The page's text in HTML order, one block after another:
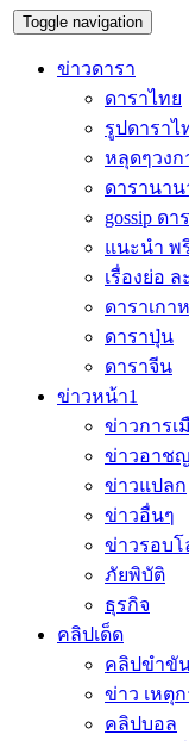
Toggle navigation
ข่าวดารา
ดาราไทย
รูปดาราไ
หลุดๆวงก
ดารานา
gossip ดา
แนะนำ พ
เรื่องย่อ
ดาราเกา
ดาราปุ่น
ดาราจีน
ข่าวหน้า1
ข่าวการเ
ข่าวอาช
ข่าวแปลก
ข่าวอื่นๆ
ข่าวรอบโ
ภัยพิบัติ
ธุรกิจ
คลิปเด็ด
คลิปขำขั
ข่าว เหตุ
คลิปบอล